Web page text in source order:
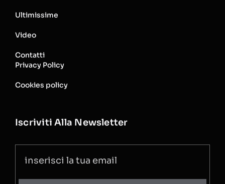
Ultimissime
Video
Contatti
Privacy Policy
Cookies policy
Iscriviti Alla Newsletter